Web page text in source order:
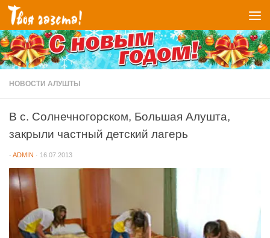
Перейти к содержимому
НОВОСТИ АЛУШТЫ
В с. Солнечногорском, Большая Алушта,
закрыли частный детский лагерь
- ADMIN · 16.07.2013